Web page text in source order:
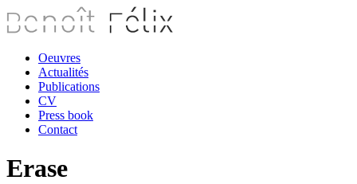
Oeuvres
Actualités
Publications
CV
Press book
Contact
Erase